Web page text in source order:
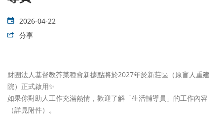
2026-04-22
分享
財團法人基督教芥菜種會新據點將於2027年於新莊區（原盲人重建
院）正式啟用✨
如果你對助人工作充滿熱情，歡迎了解「生活輔導員」的工作內容
（詳見附件）。